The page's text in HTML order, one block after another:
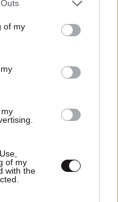
You may click to
its third-party tags to
in below Google
of my
of my
with the